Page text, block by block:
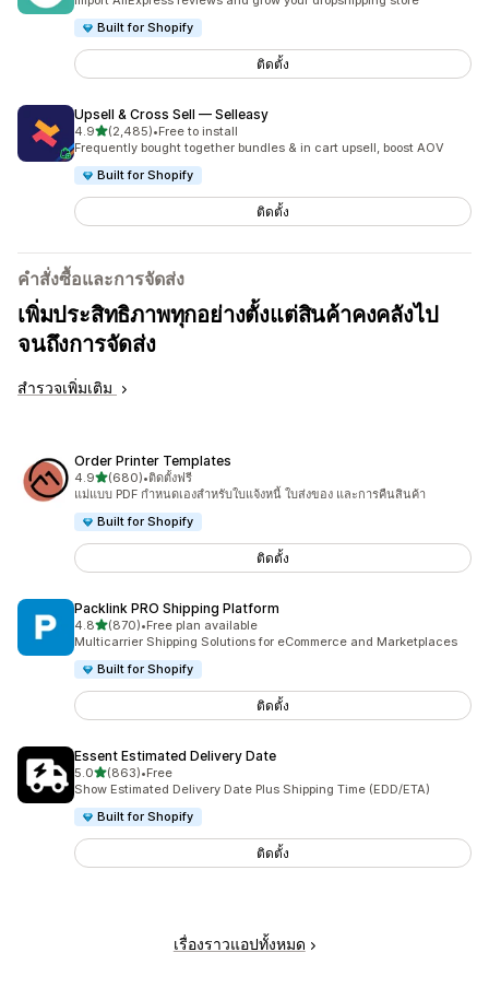
Built for Shopify
ติดตั้ง
Upsell & Cross Sell — Selleasy
4.9เต็ม 5 ดาว
(2,485)
ทั้งหมด 2485 รีวิว
•Free to install
Frequently bought together bundles & in cart upsell, boost AOV
Built for Shopify
ติดตั้ง
คำสั่งซื้อและการจัดส่ง
เพิ่มประสิทธิภาพทุกอย่างตั้งแต่สินค้าคงคลังไป
จนถึงการจัดส่ง
สำรวจเพิ่มเติม
Order Printer Templates
4.9เต็ม 5 ดาว
(680)
ทั้งหมด 680 รีวิว
•ติดตั้งฟรี
แม่แบบ PDF กำหนดเองสำหรับใบแจ้งหนี้ ใบส่งของ และการคืนสินค้า
Built for Shopify
ติดตั้ง
Packlink PRO Shipping Platform
4.8เต็ม 5 ดาว
(870)
ทั้งหมด 870 รีวิว
•Free plan available
Multicarrier Shipping Solutions for eCommerce and Marketplaces
Built for Shopify
ติดตั้ง
Essent Estimated Delivery Date
5.0เต็ม 5 ดาว
(863)
ทั้งหมด 863 รีวิว
•Free
Show Estimated Delivery Date Plus Shipping Time (EDD/ETA)
Built for Shopify
ติดตั้ง
เรื่องราวแอปทั้งหมด